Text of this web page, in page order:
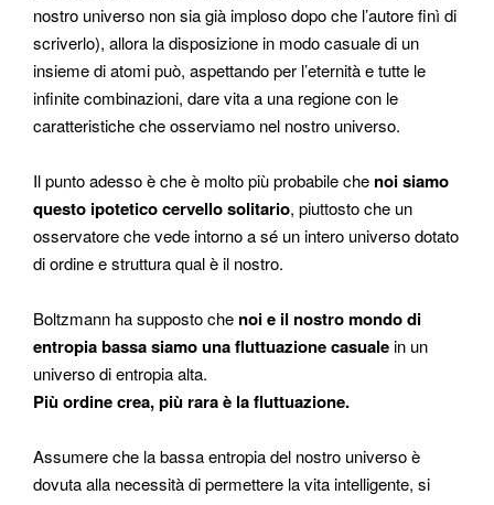
nostro universo non sia già imploso dopo che l’autore finì di
scriverlo), allora la disposizione in modo casuale di un
insieme di atomi può, aspettando per l’eternità e tutte le
infinite combinazioni, dare vita a una regione con le
caratteristiche che osserviamo nel nostro universo.
Il punto adesso è che è molto più probabile che noi siamo
questo ipotetico cervello solitario, piuttosto che un
osservatore che vede intorno a sé un intero universo dotato
di ordine e struttura qual è il nostro.
Boltzmann ha supposto che noi e il nostro mondo di
entropia bassa siamo una fluttuazione casualein un
universo di entropia alta.
Più ordine crea, più rara è la fluttuazione.
Assumere che la bassa entropia del nostro universo è
dovuta alla necessità di permettere la vita intelligente, si